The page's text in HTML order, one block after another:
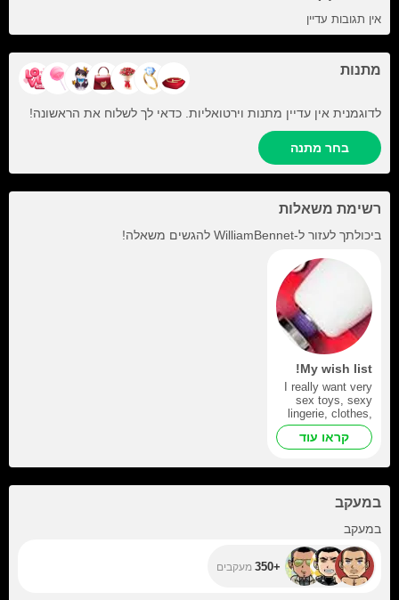
אין תגובות עדיין
מתנות
לדוגמנית אין עדיין מתנות וירטואליות. כדאי לך לשלוח את הראשונה!
בחר מתנה
רשימת משאלות
ביכולתך לעזור ל-WilliamBennet להגשים משאלה!
My wish list!
I really want very
sex toys, sexy
lingerie, clothes,
money, cellphone,
my house!קראו עוד
במעקב
במעקב
+350 מעקבים